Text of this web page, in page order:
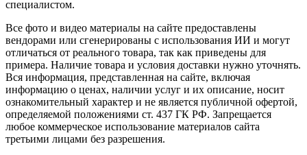
специалистом.
Все фото и видео материалы на сайте предоставлены
вендорами или сгенерированы с использования ИИ и могут
отличаться от реального товара, так как приведены для
примера. Наличие товара и условия доставки нужно уточнять.
Вся информация, представленная на сайте, включая
информацию о ценах, наличии услуг и их описание, носит
ознакомительный характер и не является публичной офертой,
определяемой положениями ст. 437 ГК РФ. Запрещается
любое коммерческое использование материалов сайта
третьими лицами без разрешения.